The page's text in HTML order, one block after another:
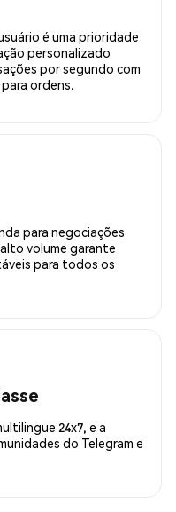
é uma prioridade
personalizado
por segundo com
ordens.
para negociações
volume garante
para todos os
24x7, e a
do Telegram e